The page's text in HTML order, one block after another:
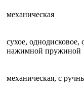
механическая
сухое, однодисковое,
нажимной пружиной
механическая, с